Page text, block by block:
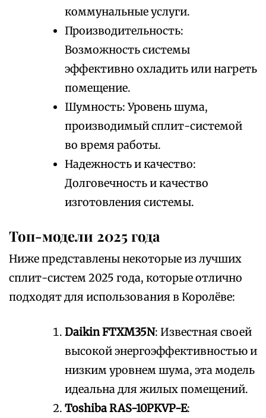
коммунальные услуги.
Производительность:
Возможность системы
эффективно охладить или нагреть
помещение.
Шумность: Уровень шума,
производимый сплит-системой
во время работы.
Надежность и качество:
Долговечность и качество
изготовления системы.
Топ-модели 2025 года
Ниже представлены некоторые из лучших
сплит-систем 2025 года, которые отлично
подходят для использования в Королёве:
Daikin FTXM35N: Известная своей
высокой энергоэффективностью и
низким уровнем шума, эта модель
идеальна для жилых помещений.
Toshiba RAS-10PKVP-E: